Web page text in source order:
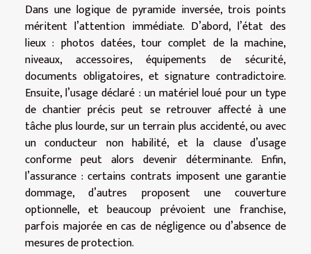
Dans une logique de pyramide inversée, trois points
méritent l’attention immédiate. D’abord, l’état des
lieux : photos datées, tour complet de la machine,
niveaux, accessoires, équipements de sécurité,
documents obligatoires, et signature contradictoire.
Ensuite, l’usage déclaré : un matériel loué pour un type
de chantier précis peut se retrouver affecté à une
tâche plus lourde, sur un terrain plus accidenté, ou avec
un conducteur non habilité, et la clause d’usage
conforme peut alors devenir déterminante. Enfin,
l’assurance : certains contrats imposent une garantie
dommage, d’autres proposent une couverture
optionnelle, et beaucoup prévoient une franchise,
parfois majorée en cas de négligence ou d’absence de
mesures de protection.